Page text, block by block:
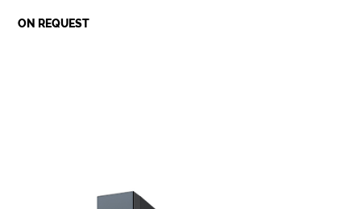
ON REQUEST